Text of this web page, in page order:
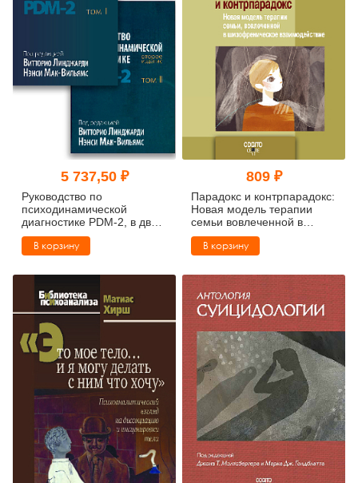
5 737,50 ₽
Руководство по
психодинамической
диагностике PDM-2, в двух
томах
В корзину
809 ₽
Парадокс и контрпарадокс:
Новая модель терапии
семьи вовлеченной в
шизофреническое
взаимодействие
В корзину